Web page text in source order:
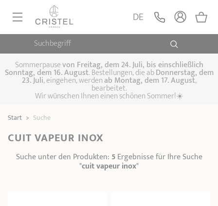
Suchbegriff
DE
PFANNEN, SAUTEUSEN
Pfannen Sauteusen Crêpepfannen
KOCHTÖPFE, SCHMORTÖPFE
Kochtöpfe
Kochgeschirr Set
DAMFPAUFSÄTZE
Dämpfaufsätze Schnellkochtöpfe
KÜCHENHELFER
SPEZIELLE KÜCHENUTENSILIEN
KAFFEE UND TEE
ZUBEHÖR, PFLEGE
Sommerpausevon Freitag, dem 24. Juli, bis einschließlich
Sonntag, dem 16. August. Bestellungen, die abDonnerstag, dem
23. Juli, eingehen, werdenab Montag, dem 17. August,
bearbeitet.
Wir wünschen Ihnen einen schönen Sommer!☀️
Start > Suche
CUIT VAPEUR INOX
Suche unter den Produkten: 5Ergebnisse für Ihre Suche
"cuit vapeur inox"